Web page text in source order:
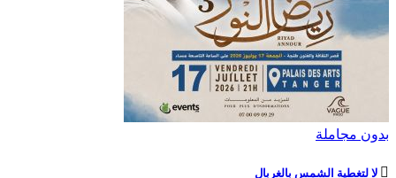
بدون مجاملة
لا لتغطية الشمس بالغربال